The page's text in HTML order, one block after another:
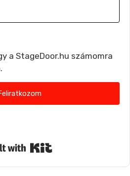
a StageDoor.hu számomra